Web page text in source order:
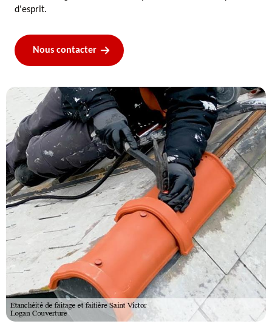
d'esprit.
Nous contacter